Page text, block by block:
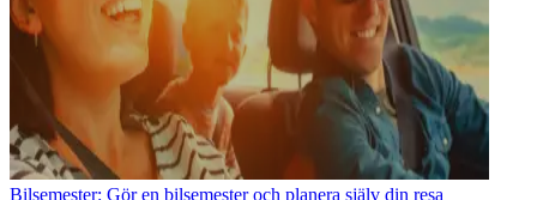
Bilsemester: Gör en bilsemester och planera själv din resa